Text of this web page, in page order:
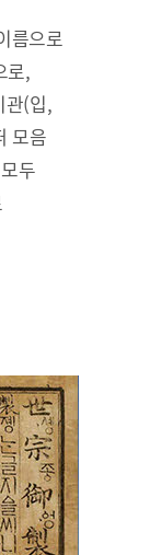
름으로
로,
관(입,
모음
두